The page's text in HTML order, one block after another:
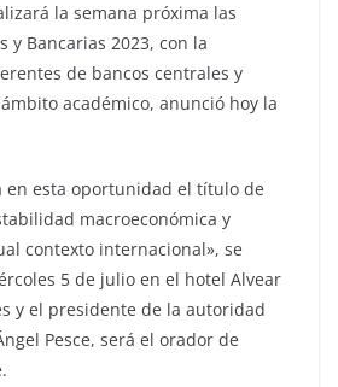
la semana próxima las
y Bancarias 2023, con la
de bancos centrales y
académico, anunció hoy la
en esta oportunidad el título de
macroeconómica y
contexto internacional», se
5 de julio en el hotel Alvear
y el presidente de la autoridad
Pesce, será el orador de